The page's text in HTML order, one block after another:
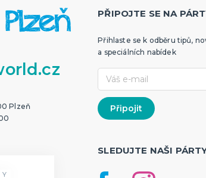
Plzeň
PŘIPOJTE SE NA
Přihlaste se k odběru tipů,
a speciálních nabídek
SLEDUJTE NAŠI